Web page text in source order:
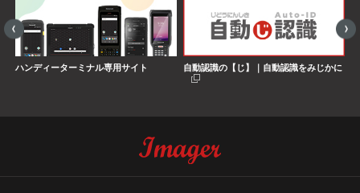
ハンディーターミナル専用サイト 自動認識の【じ】｜自動認識をみじかに